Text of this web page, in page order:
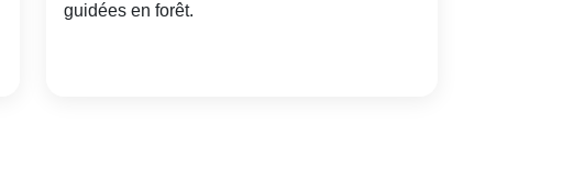
guidées en forêt.